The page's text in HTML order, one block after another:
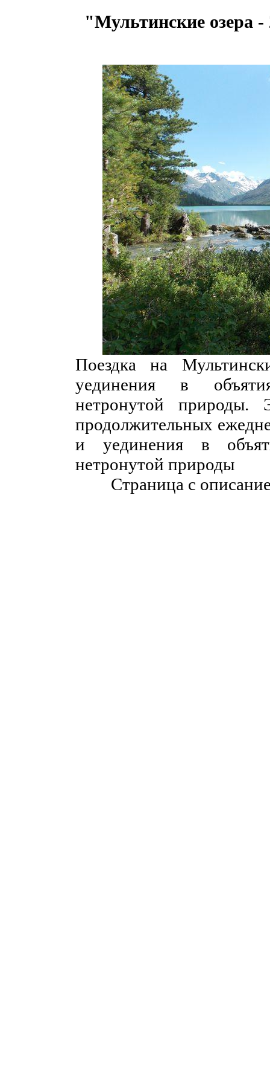
"Мультинские озера
Поездка на
уединения в
нетронутой природы.
продолжительных
и уединения в
нетронутой природы
Страница с